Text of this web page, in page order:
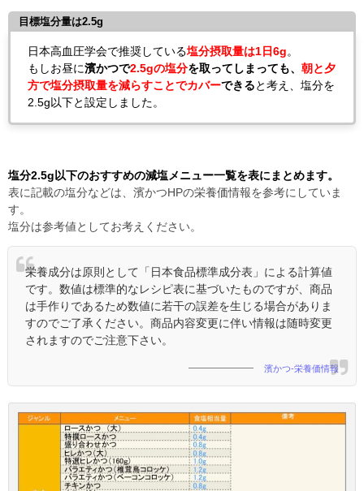
目標塩分量は2.5g
日本高血圧学会で推奨している塩分摂取量は1日6g。
もしお昼に濱かつで2.5gの塩分を取ってしまっても、 朝と夕
方で塩分摂取量を減らすことでカバーできると考え、塩分を
2.5g以下と設定しました。
塩分2.5g以下のおすすめの減塩メニュー一覧を表にまとめます。
表に記載の塩分などは、濱かつHPの栄養価情報を参考にしていま
す。
塩分は参考値としてお考えください。
栄養成分は原則として「日本食品標準成分表」による計算値
です。数値は標準的なレシピ表に基づいたものですが、商品
は手作りであるため数値に若干の誤差を生じる場合がありま
すのでご了承ください。商品内容変更に伴い情報は随時変更
されますのでご注意下さい。
濱かつ-栄養価情報